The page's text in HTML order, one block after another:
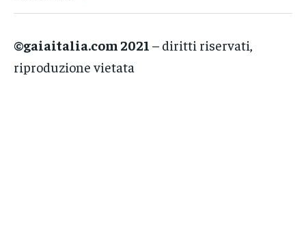
©gaiaitalia.com 2021 – diritti riservati,
riproduzione vietata